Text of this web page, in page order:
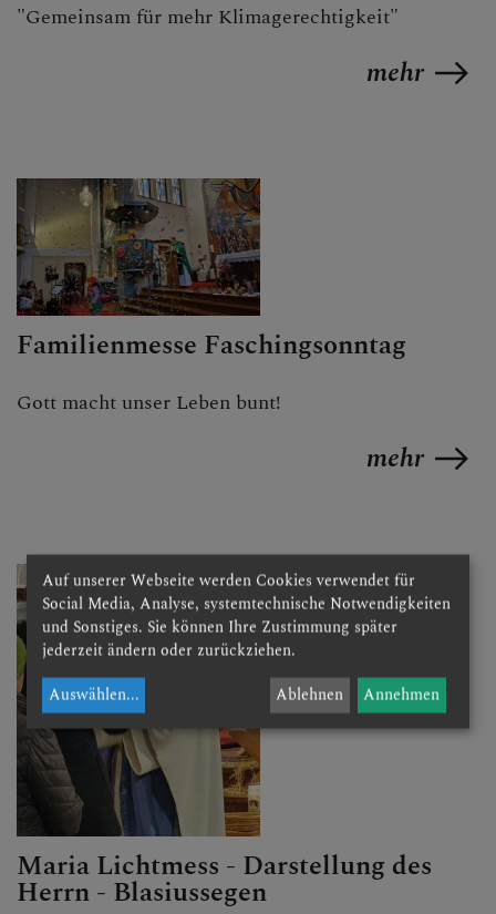
"Gemeinsam für mehr Klimagerechtigkeit"
mehr
Familienmesse Faschingsonntag
Gott macht unser Leben bunt!
mehr
Maria Lichtmess - Darstellung des
Herrn - Blasiussegen
Auf unserer Webseite werden Cookies verwendet für
Social Media, Analyse, systemtechnische Notwendigkeiten
und Sonstiges. Sie können Ihre Zustimmung später
jederzeit ändern oder zurückziehen.
Auswählen... Ablehnen Annehmen